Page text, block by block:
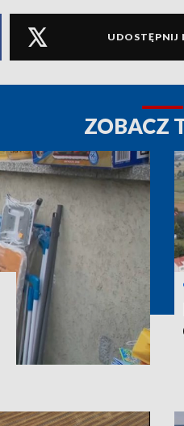
UDOSTĘPNIJ
ZOBACZ